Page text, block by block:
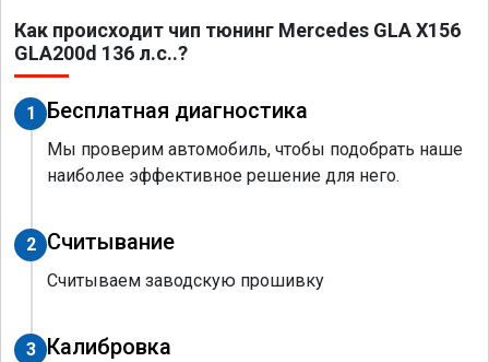
Как происходит чип тюнинг Mercedes GLA X156
GLA200d 136 л.с..?
1 Бесплатная диагностика
Мы проверим автомобиль, чтобы подобрать наше
наиболее эффективное решение для него.
2 Считывание
Считываем заводскую прошивку
3 Калибровка